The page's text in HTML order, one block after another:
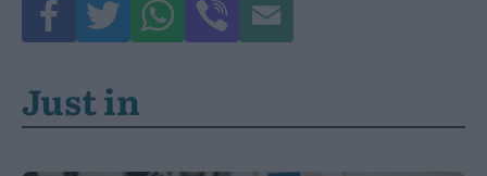
Just in